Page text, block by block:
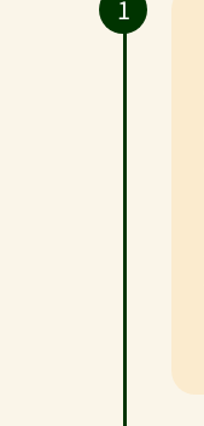
1